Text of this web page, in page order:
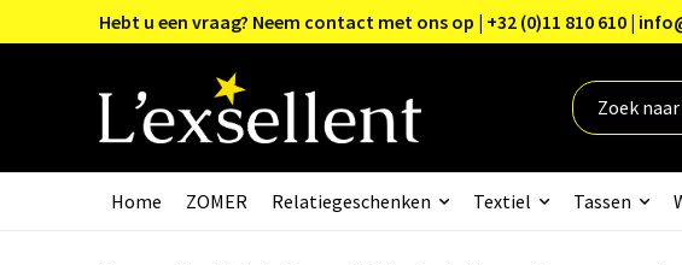
Hebt u een vraag? Neem contact met ons op | +32 (0)11 810 610 |
Home ZOMER Relatiegeschenken Textiel Tassen